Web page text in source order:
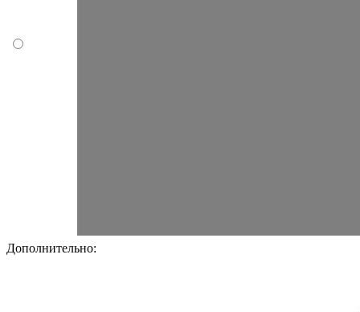
Дополнительно: